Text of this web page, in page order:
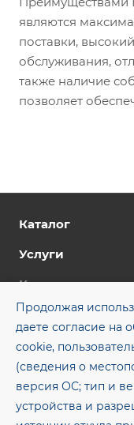
являются
поставки,
обслуживания,
также наличие
позволяет
Каталог
Услуги
Компания
Цены
Контакты
Блог
+7 (8482)
Продолжая
даете согласие на
cookie,
(сведения о
версия ОС; тип и
устройства и